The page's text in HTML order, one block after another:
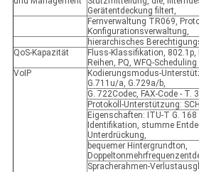
Gerätentdeckung filtert,
Fernverwaltung TR069,
Konfigurationsverwaltung,
hierarchisches
QoS-Kapazität
Fluss-Klassifikation, 802.1p,
Reihen, PQ, WFQ-Scheduling
VoIP
Kodierungsmodus-
G.711u/a, G.729a/b,
G. 722Codec, FAX-Code - T.
Protokoll-Unterstützung:
Eigenschaften: ITU-T G.
Identifikation, stumme
Unterdrückung,
bequemer Hintergrundton,
Spracherahmen-